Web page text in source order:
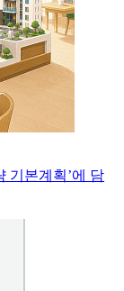
기본계획’에 담